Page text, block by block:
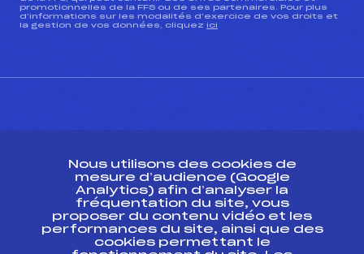
promotionnelles de la FFS ou de ses partenaires. Pour plus
d’informations sur les modalités d’exercice de vos droits et
la gestion de vos données, cliquez ici
Ressources
Pass’Neige
Projet sportif fédéral
Nous utilisons des cookies de
mesure d’audience (Google
Analytics) afin d’analyser la
fréquentation du site, vous
proposer du contenu vidéo et les
performances du site, ainsi que des
cookies permettant le